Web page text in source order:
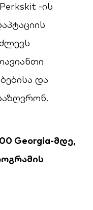
-ის
და
Georgia-მდე,